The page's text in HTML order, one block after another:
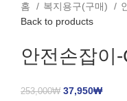
홈 복지용구(구매)
Back to products
안전손잡이
253,000₩ 37,950₩